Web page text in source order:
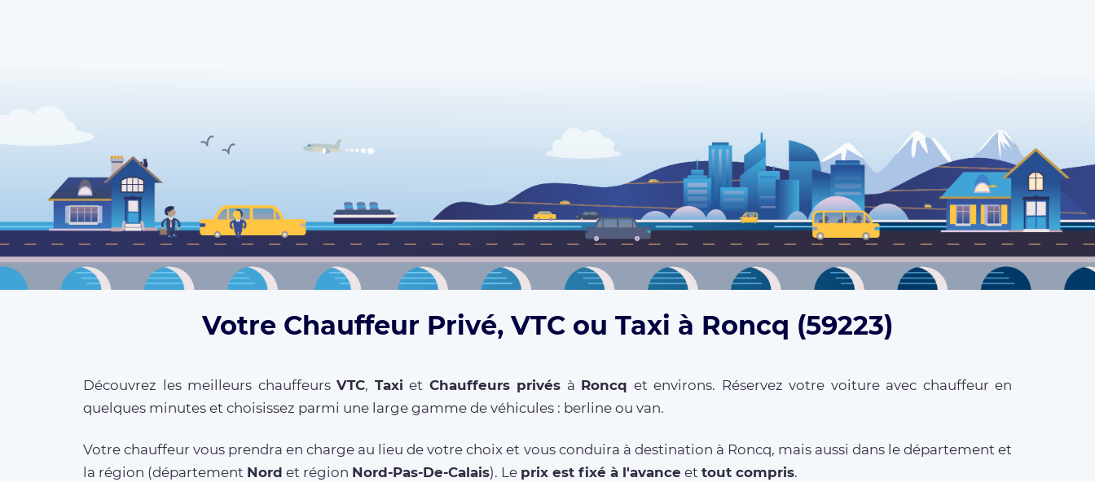
Votre Chauffeur Privé, VTC ou Taxi à Roncq (59223)
Découvrez les meilleurs chauffeurs VTC, Taxi et Chauffeurs privés à Roncq et environs. Réservez votre voiture avec chauffeur en
quelques minutes et choisissez parmi une large gamme de véhicules : berline ou van.
Votre chauffeur vous prendra en charge au lieu de votre choix et vous conduira à destination à Roncq, mais aussi dans le département et
la région (département Nord et région Nord-Pas-De-Calais). Le prix est fixé à l'avance et tout compris.